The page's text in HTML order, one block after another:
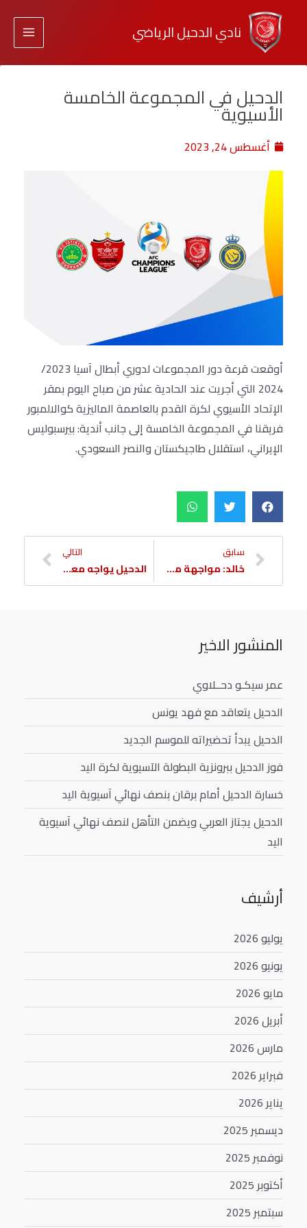
نادي الدحيل الرياضي
الدحيل في المجموعة الخامسة
الأسيوية
أغسطس 24, 2023
أوقعت قرعة دور المجموعات لدوري أبطال آسيا 2023/
2024 التي أجريت عند الحادية عشر من صباح اليوم بمقر
الإتحاد الأسيوي لكرة القدم بالعاصمة الماليزية كوالالمبور
فريقنا في المجموعة الخامسة إلى جانب أندية: بيرسبوليس
الإيراني، استقلال طاجيكستان والنصر السعودي.
سابق
خالد: مواجهة معيذر لن تكون سهلة
التالي
الدحيل يواجه معيذر وعينه على الانتصار الثاني في الدوري
المنشور الاخير
عمر سيكـو دحــلاوي
الدحيل يتعاقد مع فهد يونس
الدحيل يبدأ تحضيراته للموسم الجديد
فوز الدحيل ببرونزية البطولة الآسيوية لكرة اليد
خسارة الدحيل أمام برقان بنصف نهائي آسيوية اليد
الدحيل يجتاز العربي ويضمن التأهل لنصف نهائي آسيوية
اليد
أرشيف
يوليو 2026
يونيو 2026
مايو 2026
أبريل 2026
مارس 2026
فبراير 2026
يناير 2026
ديسمبر 2025
نوفمبر 2025
أكتوبر 2025
سبتمبر 2025